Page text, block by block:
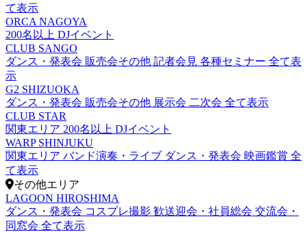
て表示
ORCA NAGOYA
200名以上 DJイベント
CLUB SANGO
ダンス・発表会 販売会その他 記者会見 各種セミナー 全て表
示
G2 SHIZUOKA
ダンス・発表会 販売会その他 展示会 二次会 全て表示
CLUB STAR
関東エリア 200名以上 DJイベント
WARP SHINJUKU
関東エリア バンド演奏・ライブ ダンス・発表会 映画鑑賞 全
て表示
その他エリア
LAGOON HIROSHIMA
ダンス・発表会 コスプレ撮影 歓送迎会・社員総会 交流会・
同窓会 全て表示